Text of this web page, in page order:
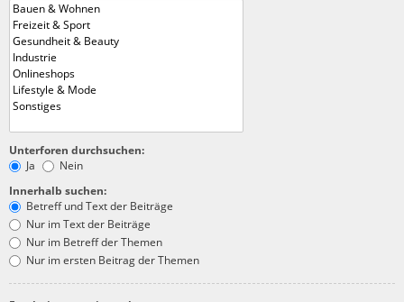
Unterforen durchsuchen:
Ja
Nein
Innerhalb suchen:
Betreff und Text der Beiträge
Nur im Text der Beiträge
Nur im Betreff der Themen
Nur im ersten Beitrag der Themen